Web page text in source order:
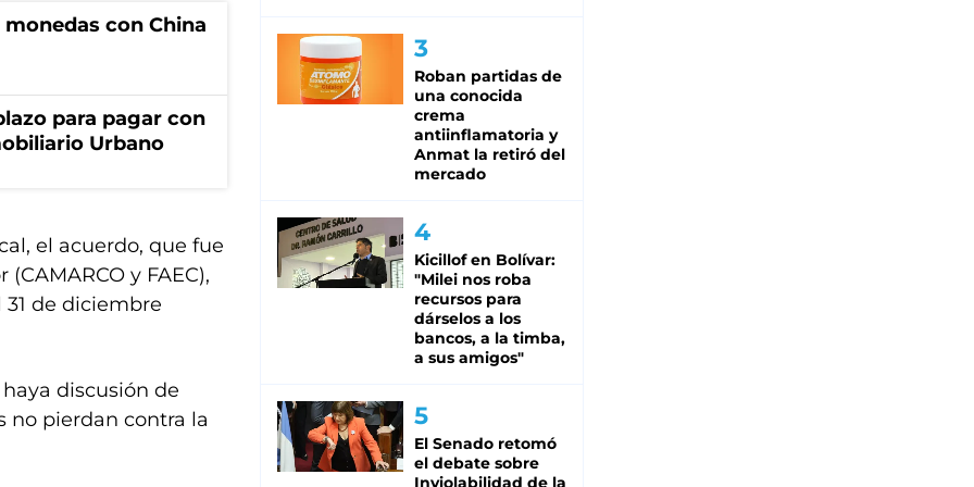
con China
para pagar con
Urbano
el acuerdo, que fue
y FAEC),
de diciembre
discusión de
no pierdan contra la
Roban partidas de
una conocida
crema
antiinflamatoria y
Anmat la retiró del
mercado
Kicillof en Bolívar:
"Milei nos roba
recursos para
dárselos a los
bancos, a la timba,
a sus amigos"
El Senado retomó
el debate sobre
Inviolabilidad de la